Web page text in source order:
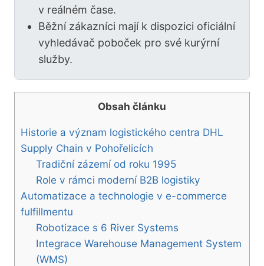
v reálném čase.
Běžní zákazníci mají k dispozici oficiální
vyhledávač poboček pro své kurýrní
služby.
Obsah článku
Historie a význam logistického centra DHL
Supply Chain v Pohořelicích
Tradiční zázemí od roku 1995
Role v rámci moderní B2B logistiky
Automatizace a technologie v e-commerce
fulfillmentu
Robotizace s 6 River Systems
Integrace Warehouse Management System
(WMS)